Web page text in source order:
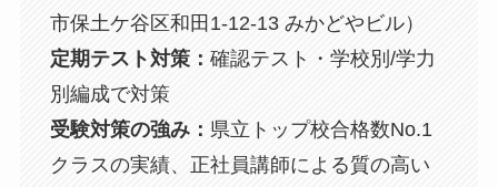
市保土ケ谷区和田1-12-13 みかどやビル）
定期テスト対策： 確認テスト・学校別/学力
別編成で対策
受験対策の強み： 県立トップ校合格数No.1
クラスの実績、正社員講師による質の高い